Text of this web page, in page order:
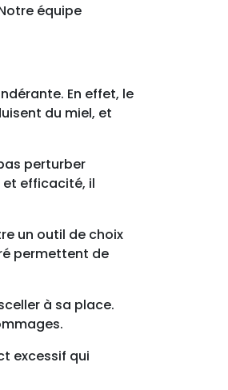
équipe
En effet, le
du miel, et
perturber
et efficacité, il
un outil de choix
permettent de
à sa place.
excessif qui